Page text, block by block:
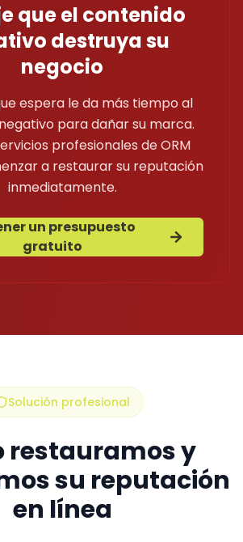
que el contenido
destruya su
negocio
espera le da más tiempo al
para dañar su marca.
profesionales de ORM
a restaurar su reputación
inmediatamente.
un presupuesto
gratuito
Solución profesional
restauramos y
su reputación
en línea